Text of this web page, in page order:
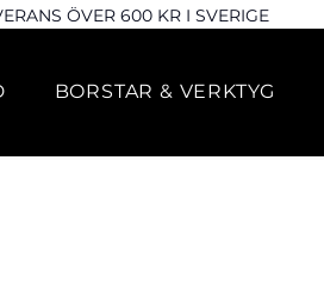
ÖVER 600 KR I SVERIGE
BORSTAR & VERKTYG